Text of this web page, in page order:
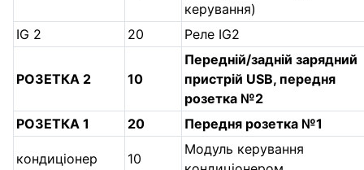
керування)
IG 2
20 Реле IG2
РОЗЕТКА 2 10
Передній/задній зарядний
пристрій USB, передня
розетка №2
РОЗЕТКА 1
20 Передня розетка №1
кондиціонер 10
Модуль керування